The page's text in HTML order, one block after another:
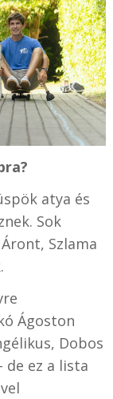
atya és
Sok
Szlama
Ágoston
Dobos
ez a lista